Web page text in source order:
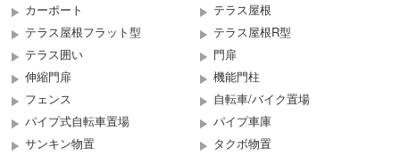
カーポート
テラス屋根
テラス屋根フラット型
テラス屋根R型
テラス囲い
門扉
伸縮門扉
機能門柱
フェンス
自転車/バイク置場
パイプ式自転車置場
パイプ車庫
サンキン物置
タクボ物置